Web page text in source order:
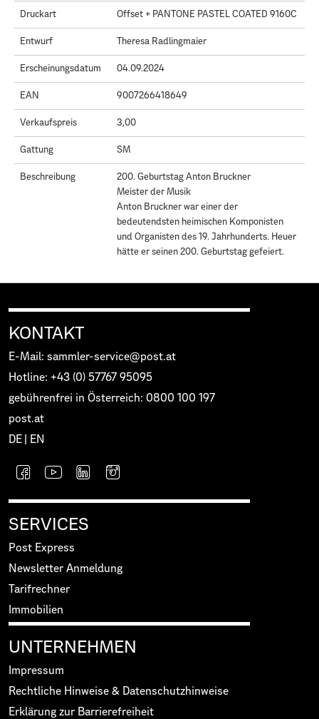
Druckart Offset + PANTONE PASTEL COATED 9160C
Entwurf Theresa Radlingmaier
Erscheinungsdatum 04.09.2024
EAN 9007266418649
Verkaufspreis 3,00
Gattung SM
Beschreibung
200. Geburtstag Anton Bruckner
Meister der Musik
Anton Bruckner war einer der
bedeutendsten heimischen Komponisten
und Organisten des 19. Jahrhunderts. Heuer
hätte er seinen 200. Geburtstag gefeiert.
KONTAKT
E-Mail: sammler-service@post.at
Hotline: +43 (0) 57767 95095
gebührenfrei in Österreich: 0800 100 197
post.at
DE
EN
SERVICES
Post Express
Newsletter Anmeldung
Tarifrechner
Immobilien
UNTERNEHMEN
Impressum
Rechtliche Hinweise & Datenschutzhinweise
Erklärung zur Barrierefreiheit